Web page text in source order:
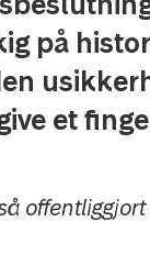
på
et